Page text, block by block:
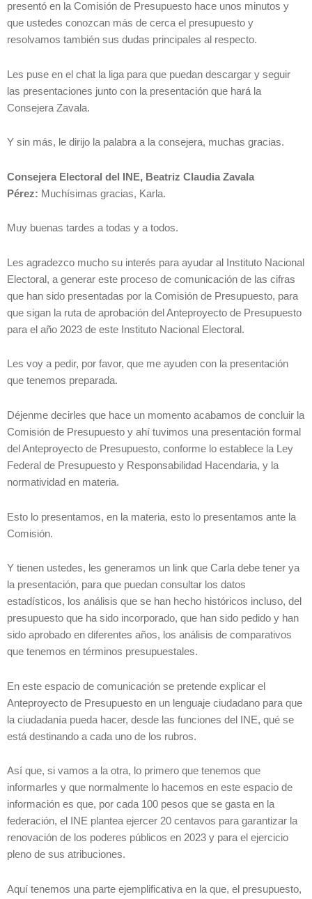
presentó en la Comisión de Presupuesto hace unos minutos y
que ustedes conozcan más de cerca el presupuesto y
resolvamos también sus dudas principales al respecto.
Les puse en el chat la liga para que puedan descargar y seguir
las presentaciones junto con la presentación que hará la
Consejera Zavala.
Y sin más, le dirijo la palabra a la consejera, muchas gracias.
Consejera Electoral del INE, Beatriz Claudia Zavala
Pérez: Muchísimas gracias, Karla.
Muy buenas tardes a todas y a todos.
Les agradezco mucho su interés para ayudar al Instituto Nacional
Electoral, a generar este proceso de comunicación de las cifras
que han sido presentadas por la Comisión de Presupuesto, para
que sigan la ruta de aprobación del Anteproyecto de Presupuesto
para el año 2023 de este Instituto Nacional Electoral.
Les voy a pedir, por favor, que me ayuden con la presentación
que tenemos preparada.
Déjenme decirles que hace un momento acabamos de concluir la
Comisión de Presupuesto y ahí tuvimos una presentación formal
del Anteproyecto de Presupuesto, conforme lo establece la Ley
Federal de Presupuesto y Responsabilidad Hacendaria, y la
normatividad en materia.
Esto lo presentamos, en la materia, esto lo presentamos ante la
Comisión.
Y tienen ustedes, les generamos un link que Carla debe tener ya
la presentación, para que puedan consultar los datos
estadísticos, los análisis que se han hecho históricos incluso, del
presupuesto que ha sido incorporado, que han sido pedido y han
sido aprobado en diferentes años, los análisis de comparativos
que tenemos en términos presupuestales.
En este espacio de comunicación se pretende explicar el
Anteproyecto de Presupuesto en un lenguaje ciudadano para que
la ciudadanía pueda hacer, desde las funciones del INE, qué se
está destinando a cada uno de los rubros.
Así que, si vamos a la otra, lo primero que tenemos que
informarles y que normalmente lo hacemos en este espacio de
información es que, por cada 100 pesos que se gasta en la
federación, el INE plantea ejercer 20 centavos para garantizar la
renovación de los poderes públicos en 2023 y para el ejercicio
pleno de sus atribuciones.
Aquí tenemos una parte ejemplificativa en la que, el presupuesto,